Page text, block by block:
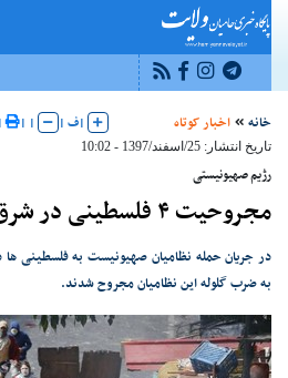
خانه اخبار کوتاه |ف |
|
|
تاریخ انتشار: 25/اسفند/1397 - 10:02
رژیم صهیونیستی
مجروحیت ۴ فلسطینی در شرق غزه
در جریان حمله نظامیان صهیونیست به فلسطینی
به ضرب گلوله این نظامیان مجروح شدند.